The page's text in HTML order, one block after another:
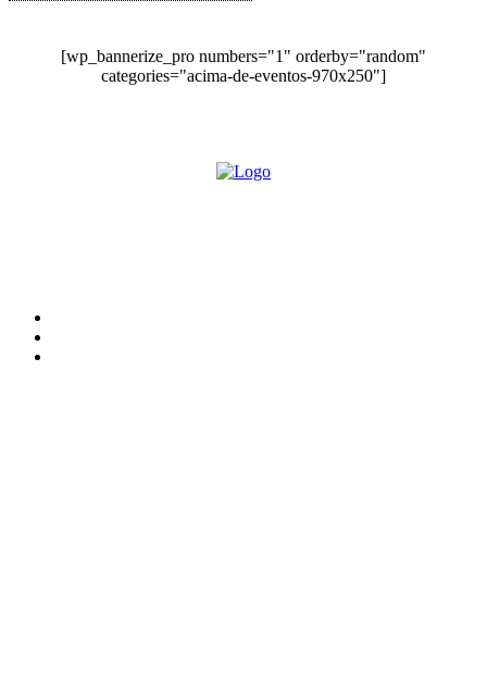
[wp_bannerize_pro numbers="1" orderby="random"
categories="acima-de-eventos-970x250"]